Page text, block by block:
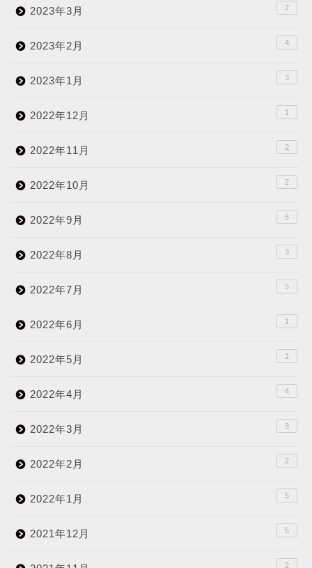
2023年3月 7
2023年2月 4
2023年1月 3
2022年12月 1
2022年11月 2
2022年10月 2
2022年9月 6
2022年8月 3
2022年7月 5
2022年6月 1
2022年5月 1
2022年4月 4
2022年3月 3
2022年2月 2
2022年1月 5
2021年12月 5
2